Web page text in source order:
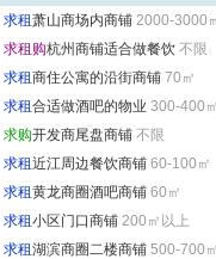
求租萧山商场内商铺 2000-3000
求租购杭州商铺适合做餐饮 不限
求租商住公寓的沿街商铺 70㎡
求租合适做酒吧的物业 300-400㎡
求购开发商尾盘商铺 不限
求租近江周边餐饮商铺 60-100㎡
求租黄龙商圈酒吧商铺 60㎡
求租小区门口商铺 200㎡以上
求租湖滨商圈二楼商铺 500-700㎡